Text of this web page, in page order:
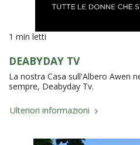
1 min letti
DEABYDAY TV
La nostra Casa sull'Albero Awen
sempre, Deabyday Tv.
Ulteriori informazioni